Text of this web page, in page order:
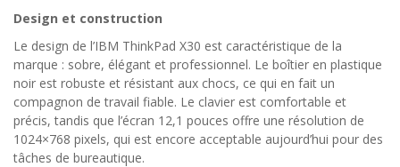
Design et construction
Le design de l’IBM ThinkPad X30 est caractéristique de la
marque : sobre, élégant et professionnel. Le boîtier en plastique
noir est robuste et résistant aux chocs, ce qui en fait un
compagnon de travail fiable. Le clavier est comfortable et
précis, tandis que l’écran 12,1 pouces offre une résolution de
1024×768 pixels, qui est encore acceptable aujourd’hui pour des
tâches de bureautique.